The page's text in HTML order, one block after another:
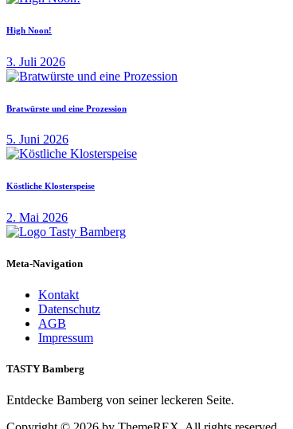
High Noon!
3. Juli 2026
Bratwürste und eine Prozession
5. Juni 2026
Köstliche Klosterspeise
2. Mai 2026
Meta-Navigation
Kontakt
Datenschutz
AGB
Impressum
TASTY Bamberg
Entdecke Bamberg von seiner leckeren Seite.